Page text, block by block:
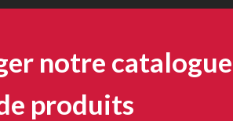
notre catalogue
produits